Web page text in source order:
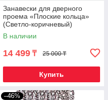
Занавески для дверного
проема «Плоские кольца»
(Светло-коричневый)
В наличии
14 499 ₸ 25 000 ₸
Купить
–46%